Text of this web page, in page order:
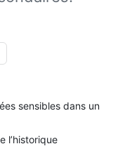
sensibles dans un
l’historique